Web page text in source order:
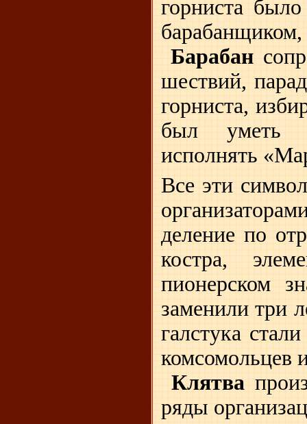
горниста
барабанщиком,
Барабан
шествий,
горниста,
был уметь
исполнять
Все эти
деление по
костра,
пионерском
заменили три
галстука
комсомольцев
Клятва
ряды